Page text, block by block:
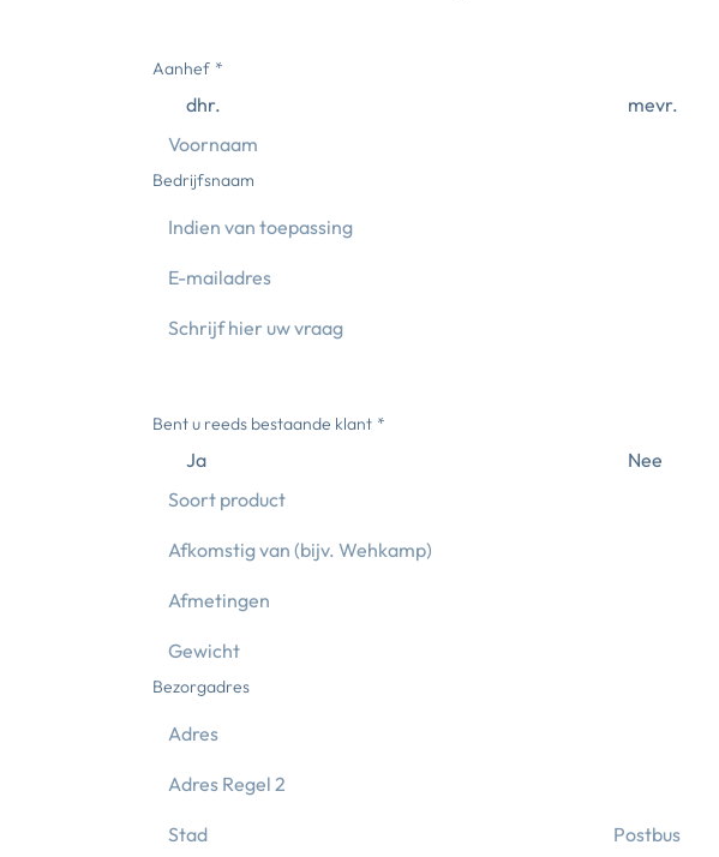
Aanhef *
dhr. mevr.
Bedrijfsnaam
Bent u reeds bestaande klant *
Ja Nee
Bezorgadres